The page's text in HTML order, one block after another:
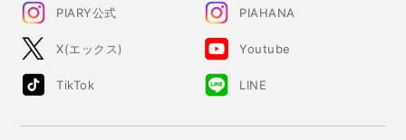
PIARY公式 PIAHANA
X(エックス) Youtube
TikTok LINE